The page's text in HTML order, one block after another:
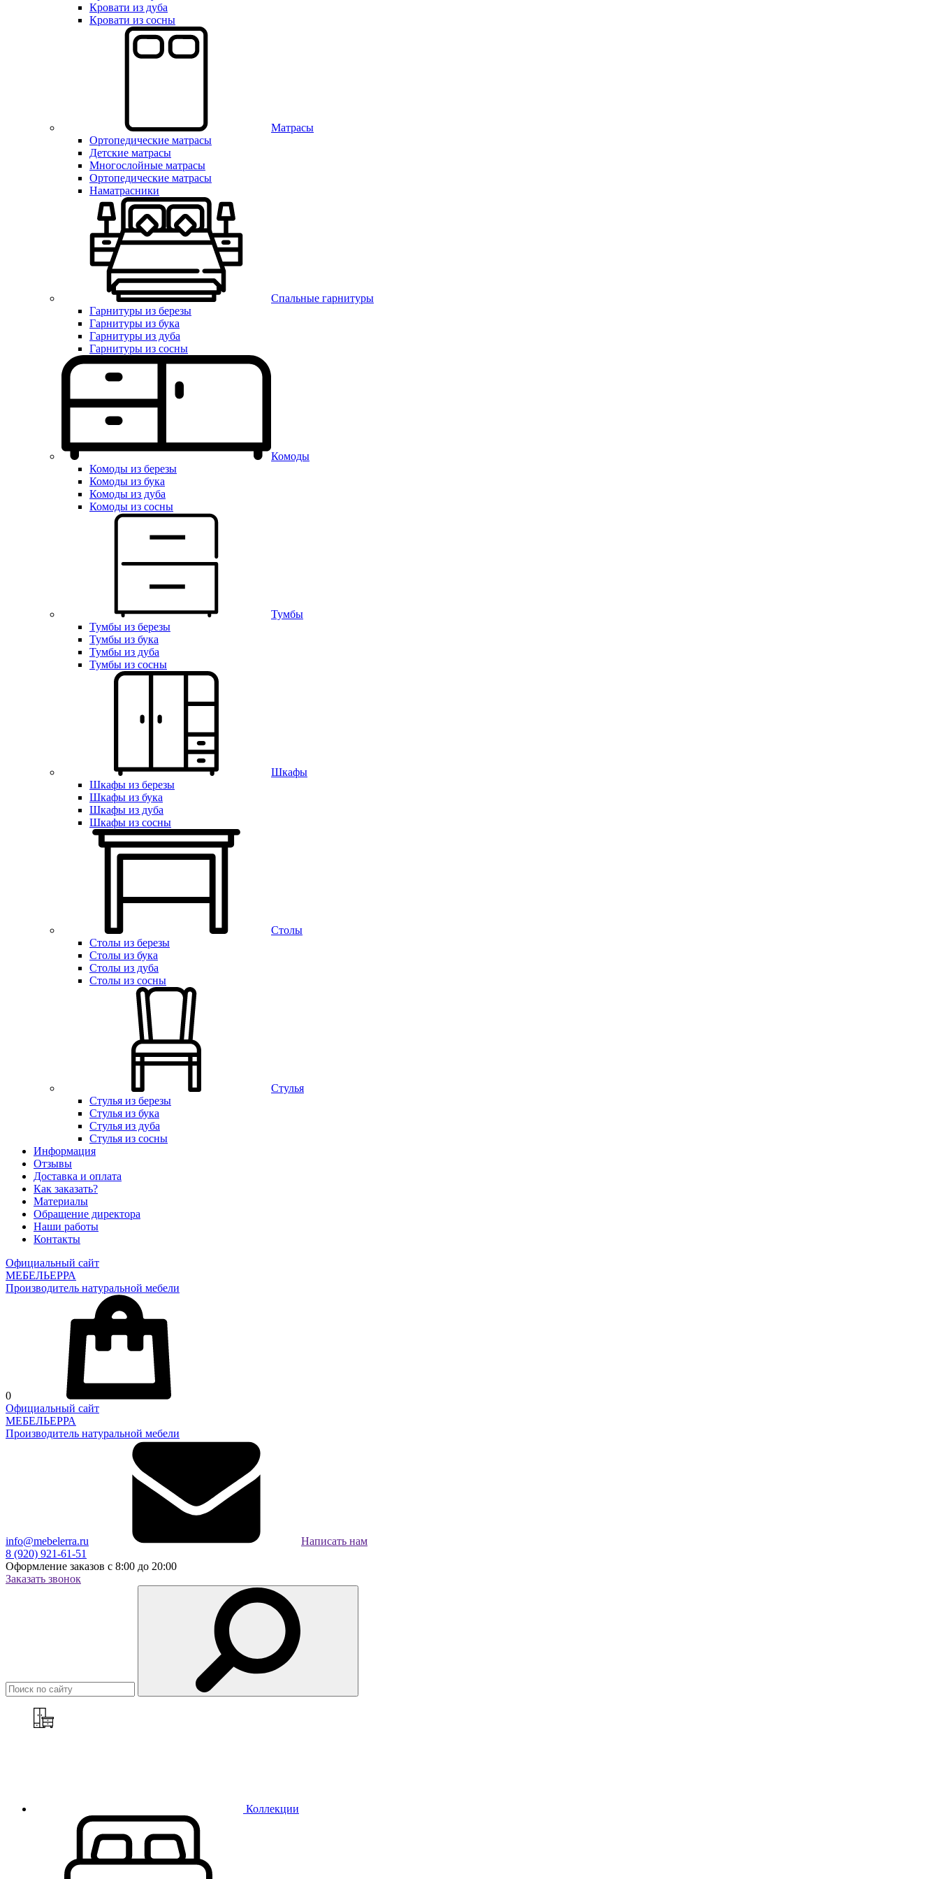
Кровати из дуба
Кровати из сосны
Матрасы
Ортопедические матрасы
Детские матрасы
Многослойные матрасы
Ортопедические матрасы
Наматрасники
Спальные гарнитуры
Гарнитуры из березы
Гарнитуры из бука
Гарнитуры из дуба
Гарнитуры из сосны
Комоды
Комоды из березы
Комоды из бука
Комоды из дуба
Комоды из сосны
Тумбы
Тумбы из березы
Тумбы из бука
Тумбы из дуба
Тумбы из сосны
Шкафы
Шкафы из березы
Шкафы из бука
Шкафы из дуба
Шкафы из сосны
Столы
Столы из березы
Столы из бука
Столы из дуба
Столы из сосны
Стулья
Стулья из березы
Стулья из бука
Стулья из дуба
Стулья из сосны
Информация
Отзывы
Доставка и оплата
Как заказать?
Материалы
Обращение директора
Наши работы
Контакты
Официальный сайт
МЕБЕЛЬЕРРА
Производитель натуральной мебели
0
Официальный сайт
МЕБЕЛЬЕРРА
Производитель натуральной мебели
info@mebelerra.ru
Написать нам
8 (920) 921-61-51
Оформление заказов с 8:00 до 20:00
Заказать звонок
Коллекции